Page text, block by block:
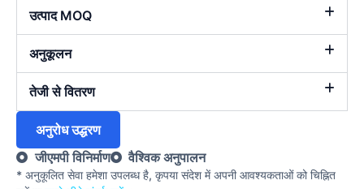
उत्पाद MOQ
अनुकूलन
तेजी से वितरण
अनुरोध उद्धरण
जीएमपी विनिर्माण
वैश्विक अनुपालन
* अनुकूलित सेवा हमेशा उपलब्ध है, कृपया संदेश में अपनी आवश्यकताओं को चिह्नित